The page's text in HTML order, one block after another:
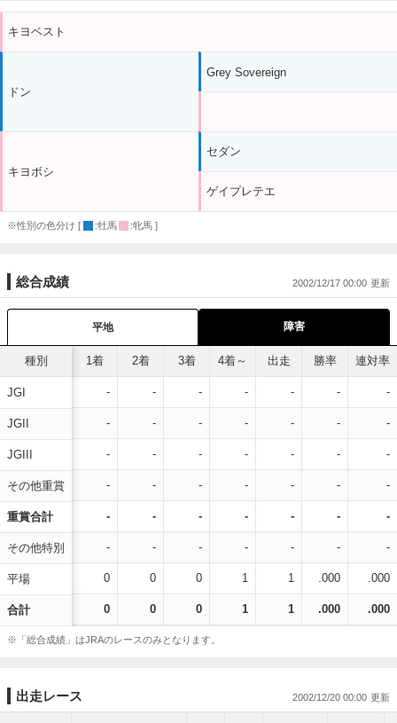
キヨベスト
ドン
キヨボシ
Grey Sovereign
セダン
ゲイプレテエ
※性別の色分け [ :牡馬 :牝馬 ]
総合成績 2002/12/17 00:00
平地 障害
種別
JGI
JGII
JGIII
その他重賞
重賞合計
その他特別
平場
合計
1着 2着 3着 4着～ 出走 勝率 連対率
- - - - - - -
- - - - - - -
- - - - - - -
- - - - - - -
- - - - - - -
- - - - - - -
0 0 0 1 1 .000 .000
0 0 0 1 1 .000 .000
※「総合成績」はJRAのレースのみとなります。
出走レース 2002/12/20 00:00